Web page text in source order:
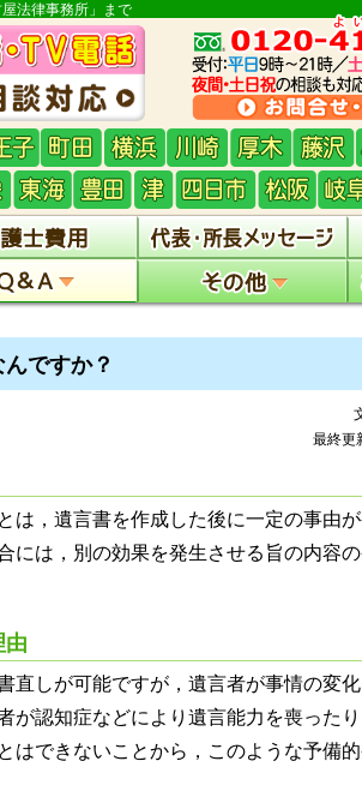
法律事務所」まで
ですか？
最終更
は，遺言書を作成した後に一定の事由
には，別の効果を発生させる旨の内容の
直しが可能ですが，遺言者が事情の変
が認知症などにより遺言能力を喪った
はできないことから，このような予備